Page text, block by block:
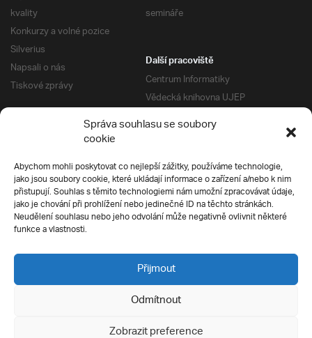
Správa souhlasu se soubory
cookie
Abychom mohli poskytovat co nejlepší zážitky, používáme technologie,
jako jsou soubory cookie, které ukládají informace o zařízení a/nebo k nim
přistupují. Souhlas s těmito technologiemi nám umožní zpracovávat údaje,
jako je chování při prohlížení nebo jedinečné ID na těchto stránkách.
Neudělení souhlasu nebo jeho odvolání může negativně ovlivnit některé
funkce a vlastnosti.
Přijmout
Odmítnout
Zobrazit preference
kvality
Konkurzy a volné pozice
Silverius
Napsali o nás
Tiskové zprávy
semináře
Další pracoviště
Centrum Informatiky
Vědecká knihovna UJEP
Správa kolejí a menz
Univerzitní centrum podpory
Silverius
Pro uchazeče
Přijímací řízení
E-prihlaska
Přípravné kurzy
Ochrana soukromí
Všechna práva vyhrazena